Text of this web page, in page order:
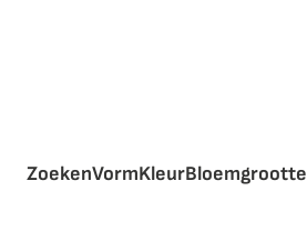
ZoekenVormKleurBloemgrootte